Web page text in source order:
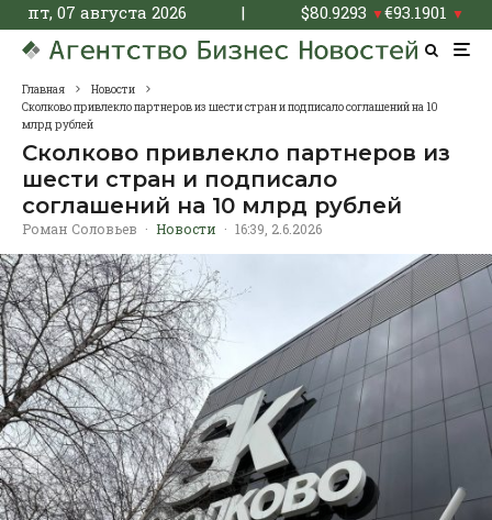
пт, 07 августа 2026 | $80.9293 ▼€93.1901 ▼
Главная
Новости
Сколково привлекло партнеров из шести стран и подписало соглашений на 10
млрд рублей
Сколково привлекло партнеров из
шести стран и подписало
соглашений на 10 млрд рублей
Роман Соловьев · Новости · 16:39, 2.6.2026